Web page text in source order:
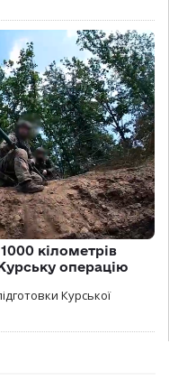
кілометрів
операцію
Курської